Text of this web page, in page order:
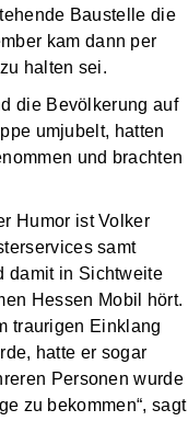
Baustelle die
kam dann per
halten sei.
die Bevölkerung auf
umjubelt, hatten
und brachten
Humor ist Volker
samt
damit in Sichtweite
Hessen Mobil hört.
traurigen Einklang
hatte er sogar
Personen wurde
zu bekommen“, sagt